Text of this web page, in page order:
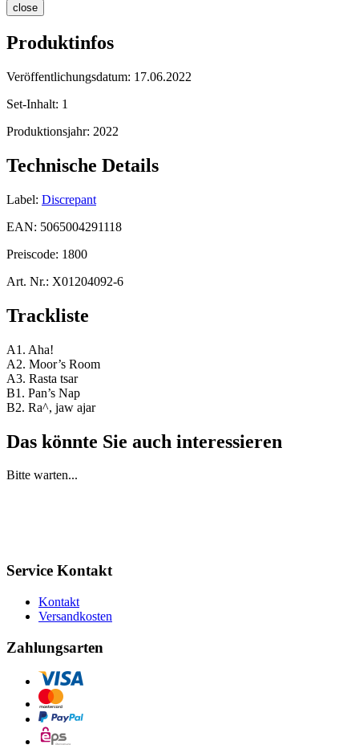
close
Produktinfos
Veröffentlichungsdatum: 17.06.2022
Set-Inhalt: 1
Produktionsjahr: 2022
Technische Details
Label: Discrepant
EAN: 5065004291118
Preiscode: 1800
Art. Nr.: X01204092-6
Trackliste
A1. Aha!
A2. Moor’s Room
A3. Rasta tsar
B1. Pan’s Nap
B2. Ra^, jaw ajar
Das könnte Sie auch interessieren
Bitte warten...
Service Kontakt
Kontakt
Versandkosten
Zahlungsarten